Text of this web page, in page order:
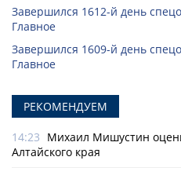
Завершился 1612-й день
Главное
Завершился 1609-й день
Главное
РЕКОМЕНДУЕМ
14:23 Михаил Мишустин
Алтайского края